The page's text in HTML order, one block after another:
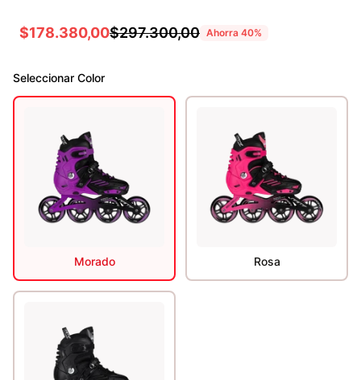
$178.380,00$297.300,00 Ahorra 40%
Seleccionar Color
Morado Rosa